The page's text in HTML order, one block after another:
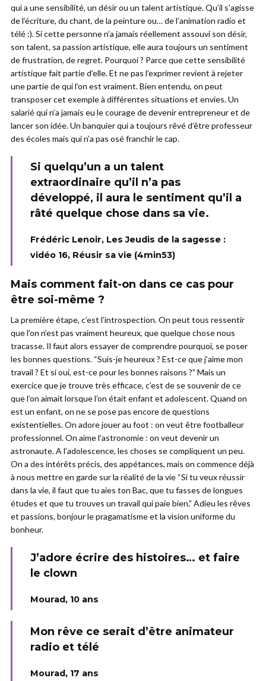
qui a une sensibilité, un désir ou un talent artistique. Qu’il s’agisse
de l’écriture, du chant, de la peinture ou… de l’animation radio et
télé :). Si cette personne n’a jamais réellement assouvi son désir,
son talent, sa passion artistique, elle aura toujours un sentiment
de frustration, de regret. Pourquoi ? Parce que cette sensibilité
artistique fait partie d’elle. Et ne pas l’exprimer revient à rejeter
une partie de qui l’on est vraiment. Bien entendu, on peut
transposer cet exemple à différentes situations et envies. Un
salarié qui n’a jamais eu le courage de devenir entrepreneur et de
lancer son idée. Un banquier qui a toujours rêvé d’être professeur
des écoles mais qui n’a pas osé franchir le cap.
Si quelqu’un a un talent
extraordinaire qu’il n’a pas
développé, il aura le sentiment qu’il a
râté quelque chose dans sa vie.
Frédéric Lenoir, Les Jeudis de la sagesse :
vidéo 16, Réusir sa vie (4min53)
Mais comment fait-on dans ce cas pour
être soi-même ?
La première étape, c’est l’introspection. On peut tous ressentir
que l’on n’est pas vraiment heureux, que quelque chose nous
tracasse. Il faut alors essayer de comprendre pourquoi, se poser
les bonnes questions. “Suis-je heureux ? Est-ce que j’aime mon
travail ? Et si oui, est-ce pour les bonnes raisons ?” Mais un
exercice que je trouve très efficace, c’est de se souvenir de ce
que l’on aimait lorsque l’on était enfant et adolescent. Quand on
est un enfant, on ne se pose pas encore de questions
existentielles. On adore jouer au foot : on veut être footballeur
professionnel. On aime l’astronomie : on veut devenir un
astronaute. A l’adolescence, les choses se compliquent un peu.
On a des intérêts précis, des appétances, mais on commence déjà
à nous mettre en garde sur la réalité de la vie “Si tu veux réussir
dans la vie, il faut que tu aies ton Bac, que tu fasses de longues
études et que tu trouves un travail qui paie bien.” Adieu les rêves
et passions, bonjour le pragamatisme et la vision uniforme du
bonheur.
J’adore écrire des histoires… et faire
le clown
Mourad, 10 ans
Mon rêve ce serait d’être animateur
radio et télé
Mourad, 17 ans